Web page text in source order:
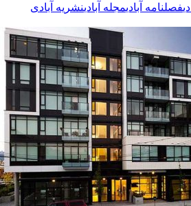
آبادیمجله آبادینشریه آبادی